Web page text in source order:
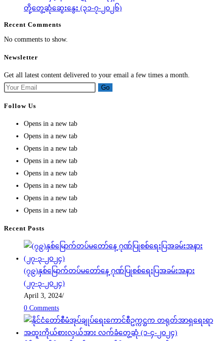
တို့တွေ့ဆုံဆွေးနွေး (၃၁-၇-၂၀၂၆)
Recent Comments
No comments to show.
Newsletter
Get all latest content delivered to your email a few times a month.
Go
Follow Us
Opens in a new tab
Opens in a new tab
Opens in a new tab
Opens in a new tab
Opens in a new tab
Opens in a new tab
Opens in a new tab
Opens in a new tab
Recent Posts
(၇၉)နှစ်မြောက်တပ်မတော်နေ့ ဂုဏ်ပြုစစ်ရေးပြအခမ်းအနား
(၂၇-၃-၂၀၂၄)
April 3, 2024/
0 Comments